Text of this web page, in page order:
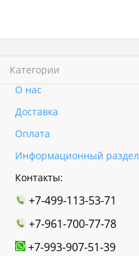
Категории
О нас
Доставка
Оплата
Информационный раздел
Контакты:
+7-499-113-53-71
+7-961-700-77-78
+7-993-907-51-39